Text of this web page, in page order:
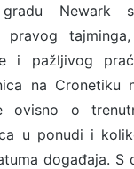
Newark
pravog
i pažljivog
na
ovisno o
u ponudi i
događaja. S